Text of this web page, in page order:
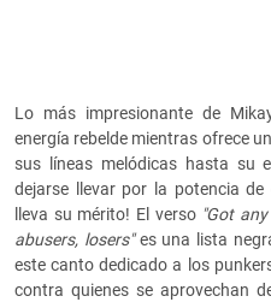
Lo más impresionante de
energía rebelde mientras ofrece
sus líneas melódicas hasta su
dejarse llevar por la potencia de
lleva su mérito! El verso "Got
abusers, losers"es una lista
este canto dedicado a los
contra quienes se aprovechan